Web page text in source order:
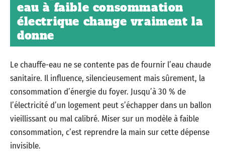
eau à faible consommation
électrique change vraiment la
donne
Le chauffe-eau ne se contente pas de fournir l’eau chaude
sanitaire. Il influence, silencieusement mais sûrement, la
consommation d’énergie du foyer. Jusqu’à 30 % de
l’électricité d’un logement peut s’échapper dans un ballon
vieillissant ou mal calibré. Miser sur un modèle à faible
consommation, c’est reprendre la main sur cette dépense
invisible.